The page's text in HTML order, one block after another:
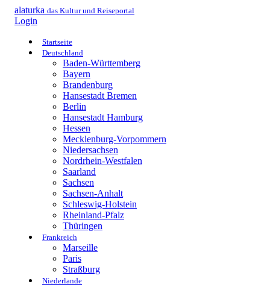
alaturka das Kultur und Reiseportal
Login
Startseite
Deutschland
Baden-Württemberg
Bayern
Brandenburg
Hansestadt Bremen
Berlin
Hansestadt Hamburg
Hessen
Mecklenburg-Vorpommern
Niedersachsen
Nordrhein-Westfalen
Saarland
Sachsen
Sachsen-Anhalt
Schleswig-Holstein
Rheinland-Pfalz
Thüringen
Frankreich
Marseille
Paris
Straßburg
Niederlande